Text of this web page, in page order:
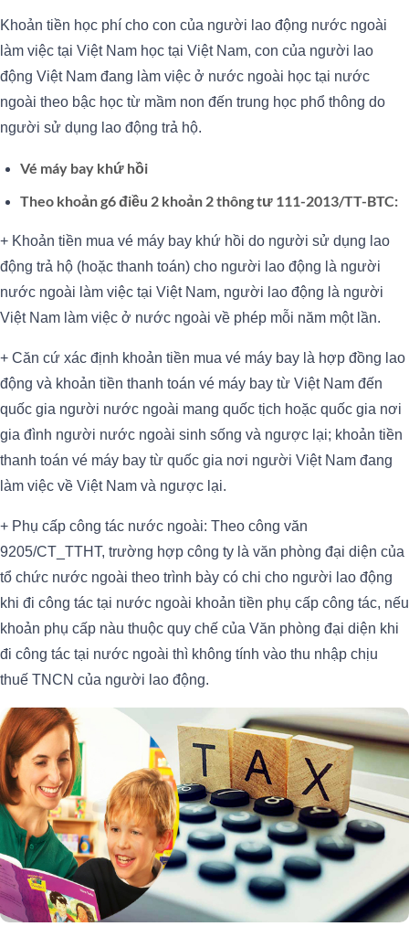
Khoản tiền học phí cho con của người lao động nước ngoài
làm việc tại Việt Nam học tại Việt Nam, con của người lao
động Việt Nam đang làm việc ở nước ngoài học tại nước
ngoài theo bậc học từ mầm non đến trung học phổ thông do
người sử dụng lao động trả hộ.
Vé máy bay khứ hồi
Theo khoản g6 điều 2 khoản 2 thông tư 111-2013/TT-BTC:
+ Khoản tiền mua vé máy bay khứ hồi do người sử dụng lao
động trả hộ (hoặc thanh toán) cho người lao động là người
nước ngoài làm việc tại Việt Nam, người lao động là người
Việt Nam làm việc ở nước ngoài về phép mỗi năm một lần.
+ Căn cứ xác định khoản tiền mua vé máy bay là hợp đồng lao
động và khoản tiền thanh toán vé máy bay từ Việt Nam đến
quốc gia người nước ngoài mang quốc tịch hoặc quốc gia nơi
gia đình người nước ngoài sinh sống và ngược lại; khoản tiền
thanh toán vé máy bay từ quốc gia nơi người Việt Nam đang
làm việc về Việt Nam và ngược lại.
+ Phụ cấp công tác nước ngoài: Theo công văn
9205/CT_TTHT, trường hợp công ty là văn phòng đại diện của
tổ chức nước ngoài theo trình bày có chi cho người lao động
khi đi công tác tại nước ngoài khoản tiền phụ cấp công tác, nếu
khoản phụ cấp nàu thuộc quy chế của Văn phòng đại diện khi
đi công tác tại nước ngoài thì không tính vào thu nhập chịu
thuế TNCN của người lao động.